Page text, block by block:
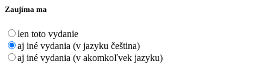
Zaujíma ma
len toto vydanie
aj iné vydania (v jazyku čeština)
aj iné vydania (v akomkoľvek jazyku)